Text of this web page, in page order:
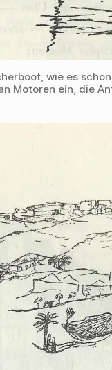
wie es
Motoren ein, die